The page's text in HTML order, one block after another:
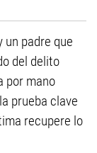
un padre que
del delito
por mano
prueba clave
recupere lo